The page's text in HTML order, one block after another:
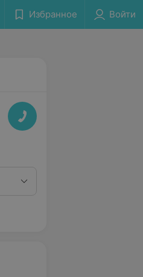
Избранное Войти